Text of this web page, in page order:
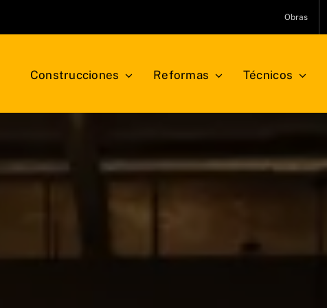
Obras
Construcciones Reformas Técnicos